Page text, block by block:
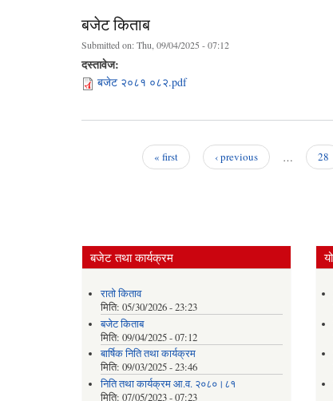
बजेट किताब
Submitted on:Thu, 09/04/2025 - 07:12
दस्तावेज:
बजेट २०८१ ०८२.pdf
« first ‹ previous … 28
बजेट तथा कार्यक्रम
रातो किताव
मिति: 05/30/2026 - 23:23
बजेट किताब
मिति: 09/04/2025 - 07:12
बार्षिक निति तथा कार्यक्रम
मिति: 09/03/2025 - 23:46
निति तथा कार्यक्रम आ.व. २०८०।८१
मिति: 07/05/2023 - 07:23